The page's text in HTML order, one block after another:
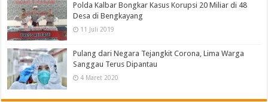
Polda Kalbar Bongkar Kasus Korupsi 20 Miliar di 48
Desa di Bengkayang
11 Juli 2019
Pulang dari Negara Tejangkit Corona, Lima Warga
Sanggau Terus Dipantau
4 Maret 2020